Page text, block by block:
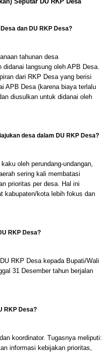
dan DU RKP Desa?
tahunan desa
langsung oleh APB Desa.
dari RKP Desa yang berisi
APB Desa (karena biaya terlalu
diusulkan untuk didanai oleh
desa dalam DU RKP Desa?
oleh perundang-undangan,
sering kali membatasi
prioritas per desa. Hal ini
kabupaten/kota lebih fokus dan
RKP Desa?
RKP Desa kepada Bupati/Wali
31 Desember tahun berjalan
RKP Desa?
koordinator. Tugasnya meliputi:
informasi kebijakan prioritas,